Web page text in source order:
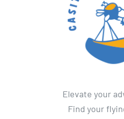
Elevate your
Find your